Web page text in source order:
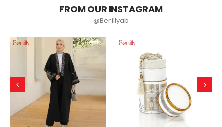
FROM OUR INSTAGRAM
@Benillyab